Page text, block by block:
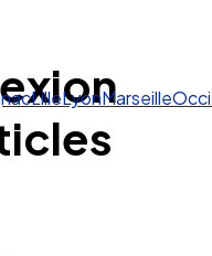
LilleLyonMarseille